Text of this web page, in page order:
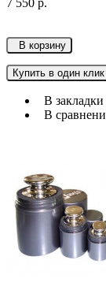
7 550 р.
В корзину
Купить в один клик
В закладки
В